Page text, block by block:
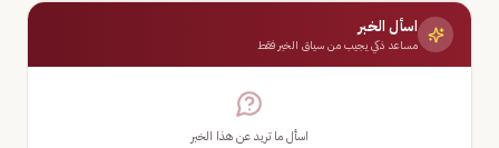
اسأل الخبر
مساعد ذكي يجيب من سياق الخبر فقط
اسأل ما تريد عن هذا الخبر